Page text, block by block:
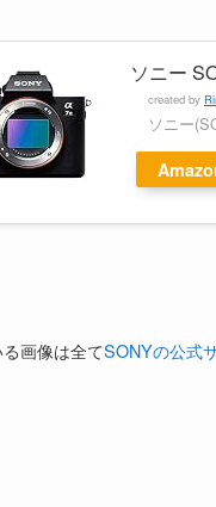
ソニー
created by
ソニー
画像は全てSONYの公式